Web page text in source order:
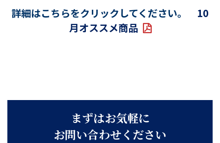
詳細はこちらをクリックしてください。 10
月オススメ商品
まずはお気軽に
お問い合わせください